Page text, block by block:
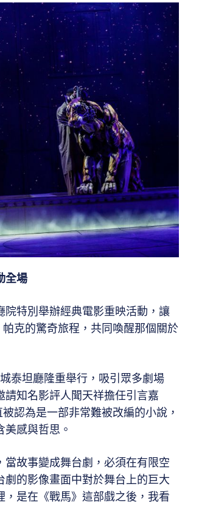
全場
特別舉辦經典電影重映活動，讓
克的驚奇旅程，共同喚醒那個關於
泰坦廳隆重舉行，吸引眾多劇場
知名影評人聞天祥擔任引言嘉
認為是一部非常難被改編的小說，
感與哲思。
故事變成舞台劇，必須在有限空
的影像畫面中對於舞台上的巨大
是在《戰馬》這部戲之後，我看